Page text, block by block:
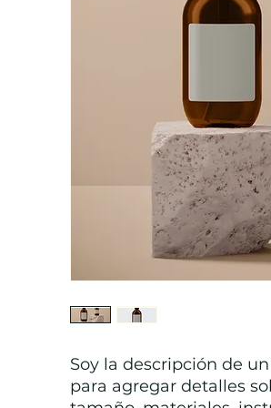
Soy la descripción de
para agregar detalles